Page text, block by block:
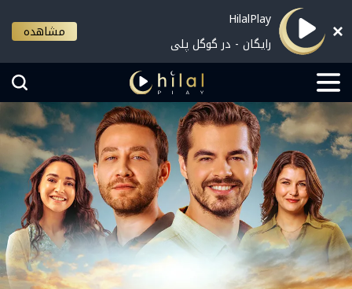
HilalPlay
رایگان - در گوگل پلی
مشاهده